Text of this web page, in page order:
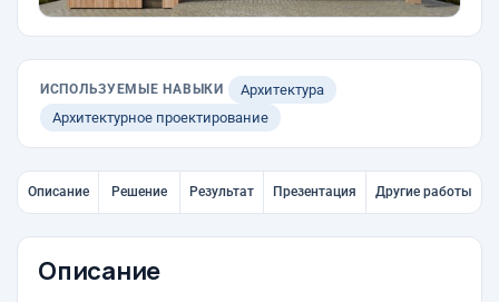
ИСПОЛЬЗУЕМЫЕ НАВЫКИ
Архитектура
Архитектурное проектирование
Описание Решение Результат Презентация Другие работы
Описание